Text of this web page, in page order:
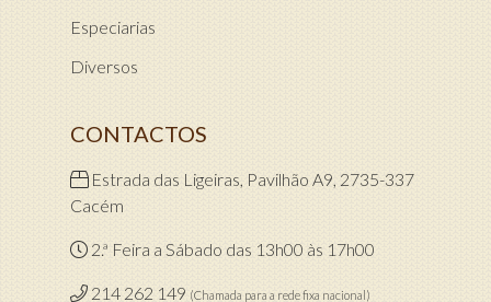
Especiarias
Diversos
CONTACTOS
Estrada das Ligeiras, Pavilhão A9, 2735-337
Cacém
2.ª Feira a Sábado das 13h00 às 17h00
214 262 149 (Chamada para a rede fixa nacional)